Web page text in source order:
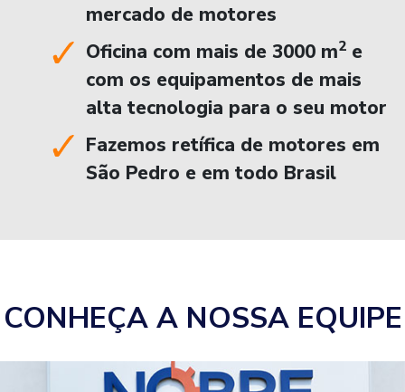
mercado de motores
Oficina com mais de 3000 m2 e
com os equipamentos de mais
alta tecnologia para o seu motor
Fazemos retífica de motores em
São Pedro e em todo Brasil
CONHEÇA A NOSSA EQUIPE